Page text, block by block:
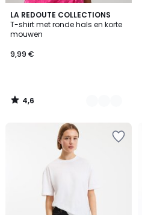
LA REDOUTE COLLECTIONS
T-shirt met ronde hals en korte
mouwen
9,99 €
4,6
/ 5
4
Kleuren
4,6
/